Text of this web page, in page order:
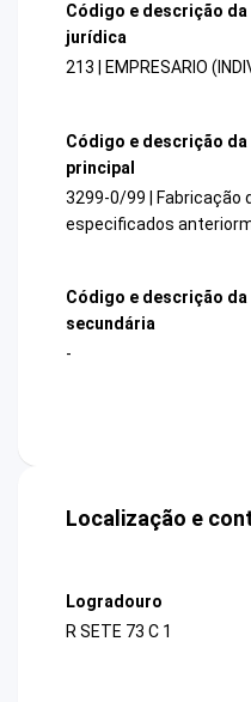
Código e descrição da
jurídica
213 | EMPRESARIO
Código e descrição
principal
3299-0/99 | Fabricação
especificados
Código e descrição
secundária
-
Localização e
Logradouro
R SETE 73 C 1